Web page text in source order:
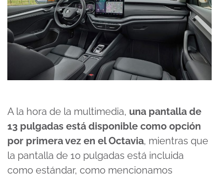
A la hora de la multimedia, una pantalla de
13 pulgadas está disponible como opción
por primera vez en el Octavia, mientras que
la pantalla de 10 pulgadas está incluida
como estándar, como mencionamos